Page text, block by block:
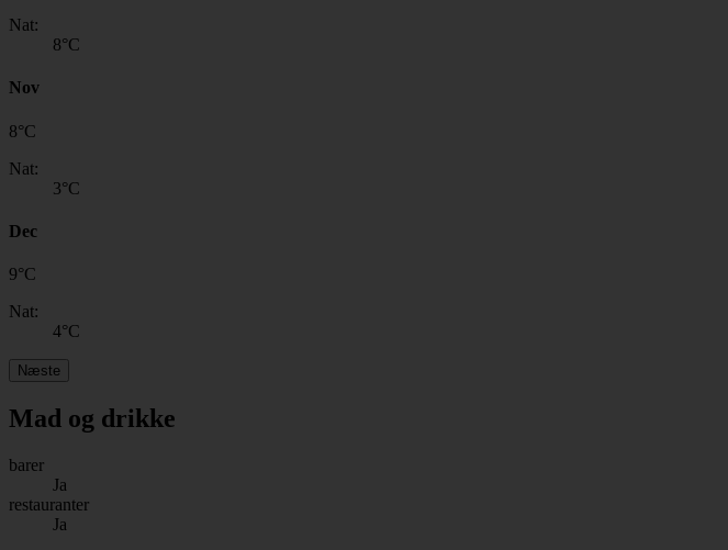
Nat:
8°C
Nov
8°C
Nat:
3°C
Dec
9°C
Nat:
4°C
Næste
Mad og drikke
barer
Ja
restauranter
Ja